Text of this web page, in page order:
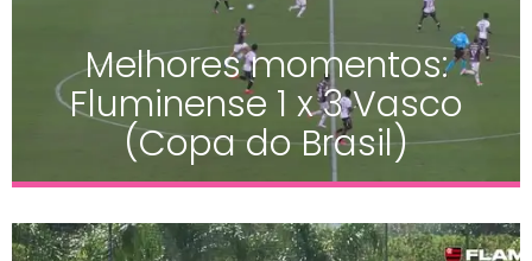
Melhores momentos:
Fluminense 1 x 3 Vasco
(Copa do Brasil)